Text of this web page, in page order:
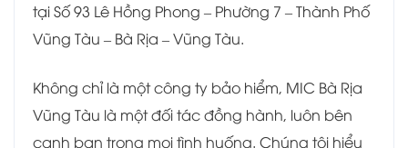
tại Số 93 Lê Hồng Phong – Phường 7 – Thành Phố
Vũng Tàu – Bà Rịa – Vũng Tàu.
Không chỉ là một công ty bảo hiểm, MIC Bà Rịa
Vũng Tàu là một đối tác đồng hành, luôn bên
cạnh bạn trong mọi tình huống. Chúng tôi hiểu